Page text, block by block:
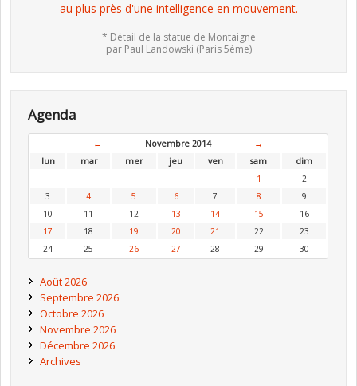
au plus près d'une intelligence en mouvement.
* Détail de la statue de Montaigne
par Paul Landowski (Paris 5ème)
Agenda
← Novembre 2014
→
lun
mar mer jeu ven sam
dim
1
2
3
4 5 6 7 8
9
10
11 12 13 14 15
16
17
18 19 20 21 22
23
24
25 26 27 28 29 30
Août 2026
Septembre 2026
Octobre 2026
Novembre 2026
Décembre 2026
Archives